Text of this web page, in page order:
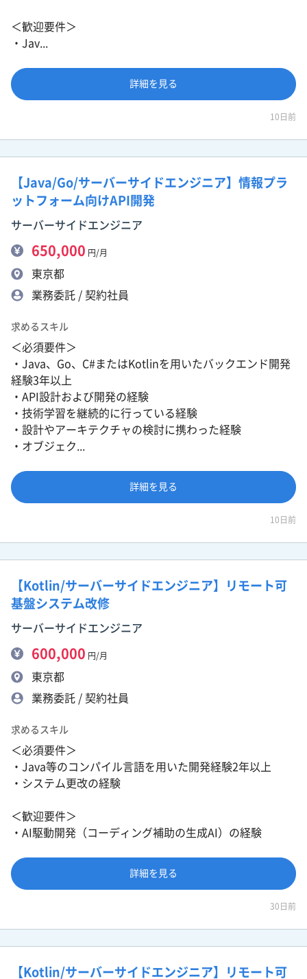
＜歓迎要件＞
・Jav...
詳細を見る
10日前
【Java/Go/サーバーサイドエンジニア】情報プラ
ットフォーム向けAPI開発
サーバーサイドエンジニア
650,000 円/月
東京都
業務委託 / 契約社員
求めるスキル
＜必須要件＞
・Java、Go、C#またはKotlinを用いたバックエンド開発
経験3年以上
・API設計および開発の経験
・技術学習を継続的に行っている経験
・設計やアーキテクチャの検討に携わった経験
・オブジェク...
詳細を見る
10日前
【Kotlin/サーバーサイドエンジニア】リモート可
基盤システム改修
サーバーサイドエンジニア
600,000 円/月
東京都
業務委託 / 契約社員
求めるスキル
＜必須要件＞
・Java等のコンパイル言語を用いた開発経験2年以上
・システム更改の経験
＜歓迎要件＞
・AI駆動開発（コーディング補助の生成AI）の経験
詳細を見る
30日前
【Kotlin/サーバーサイドエンジニア】リモート可